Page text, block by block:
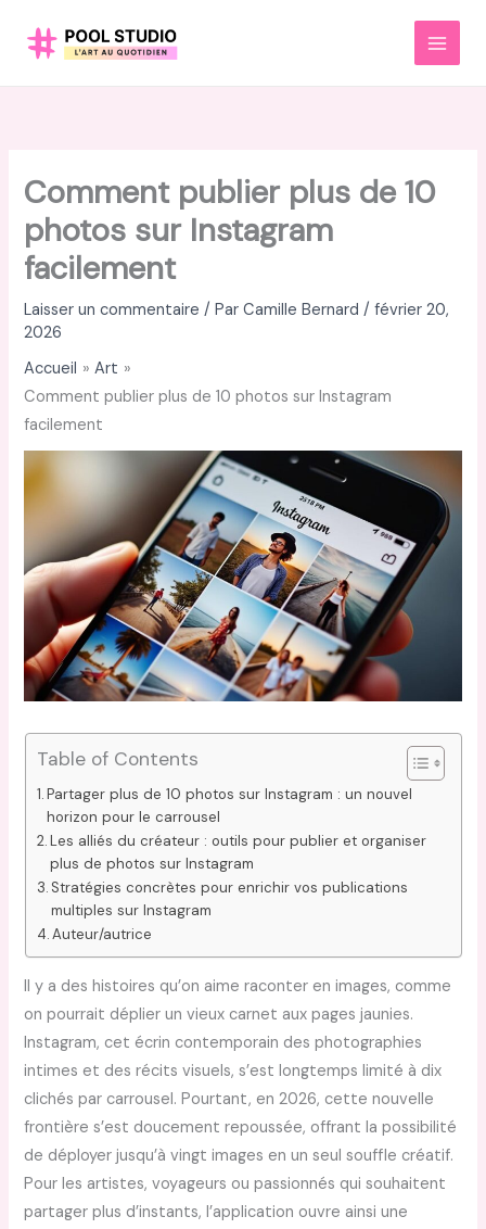
MAIN
Comment publier plus de 10
photos sur Instagram
facilement
Laisser un commentaire / ParCamille Bernard/février 20,
2026
Accueil
Art
Comment publier plus de 10 photos sur Instagram
facilement
Table of Contents
Partager plus de 10 photos sur Instagram : un nouvel
horizon pour le carrousel
Les alliés du créateur : outils pour publier et organiser
plus de photos sur Instagram
Stratégies concrètes pour enrichir vos publications
multiples sur Instagram
Auteur/autrice
Il y a des histoires qu’on aime raconter en images, comme
on pourrait déplier un vieux carnet aux pages jaunies.
Instagram, cet écrin contemporain des photographies
intimes et des récits visuels, s’est longtemps limité à dix
clichés par carrousel. Pourtant, en 2026, cette nouvelle
frontière s’est doucement repoussée, offrant la possibilité
de déployer jusqu’à vingt images en un seul souffle créatif.
Pour les artistes, voyageurs ou passionnés qui souhaitent
partager plus d’instants, l’application ouvre ainsi une